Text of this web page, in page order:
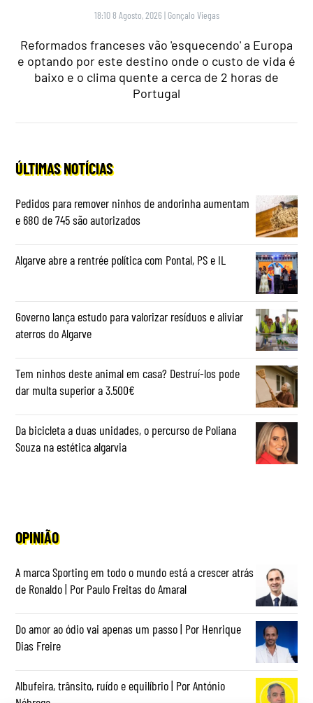
18:10 8 Agosto, 2026 | Gonçalo Viegas
Reformados franceses vão 'esquecendo' a Europa
e optando por este destino onde o custo de vida é
baixo e o clima quente a cerca de 2 horas de
Portugal
ÚLTIMAS NOTÍCIAS
Pedidos para remover ninhos de andorinha aumentam
e 680 de 745 são autorizados
Algarve abre a rentrée política com Pontal, PS e IL
Governo lança estudo para valorizar resíduos e aliviar
aterros do Algarve
Tem ninhos deste animal em casa? Destruí-los pode
dar multa superior a 3.500€
Da bicicleta a duas unidades, o percurso de Poliana
Souza na estética algarvia
OPINIÃO
A marca Sporting em todo o mundo está a crescer atrás
de Ronaldo | Por Paulo Freitas do Amaral
Do amor ao ódio vai apenas um passo | Por Henrique
Dias Freire
Albufeira, trânsito, ruído e equilíbrio | Por António